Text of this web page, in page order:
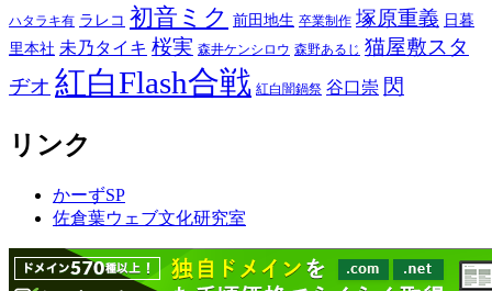
ハタラキ有 ラレコ 初音ミク 前田地生 卒業制作 塚原重義 日暮
里本社 未乃タイキ 桜実 森井ケンシロウ 森野あるじ 猫屋敷スタ
ヂオ 紅白Flash合戦 紅白闇鍋祭 谷口崇 閃
リンク
かーずSP
佐倉葉ウェブ文化研究室